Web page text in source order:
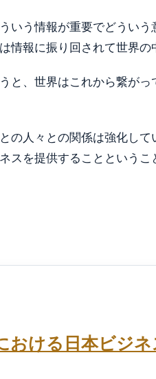
いう情報が重要でどうい
情報に振り回されて世界の
と、世界はこれから繋が
の人々との関係は強化し
スを提供することというこ
おける日本ビジ